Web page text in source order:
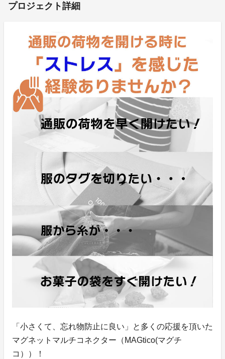
プロジェクト詳細
「小さくて、忘れ物防止に良い」と多くの応援を頂いた
マグネットマルチコネクター（MAGtico(マグチ
コ））！